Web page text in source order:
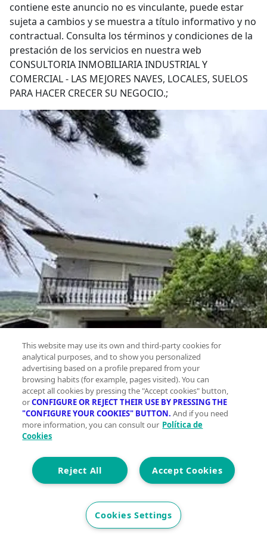
contiene este anuncio no es vinculante, puede estar
sujeta a cambios y se muestra a título informativo y no
contractual. Consulta los términos y condiciones de la
prestación de los servicios en nuestra web
CONSULTORIA INMOBILIARIA INDUSTRIAL Y
COMERCIAL - LAS MEJORES NAVES, LOCALES, SUELOS
PARA HACER CRECER SU NEGOCIO.;
This website may use its own and third-party cookies for
analytical purposes, and to show you personalized
advertising based on a profile prepared from your
browsing habits (for example, pages visited). You can
accept all cookies by pressing the "Accept cookies" button,
orCONFIGURE OR REJECT THEIR USE BY PRESSING THE
"CONFIGURE YOUR COOKIES" BUTTON. And if you need
more information, you can consult our Política de
Cookies
Accept Cookies
Reject All
Cookies Settings